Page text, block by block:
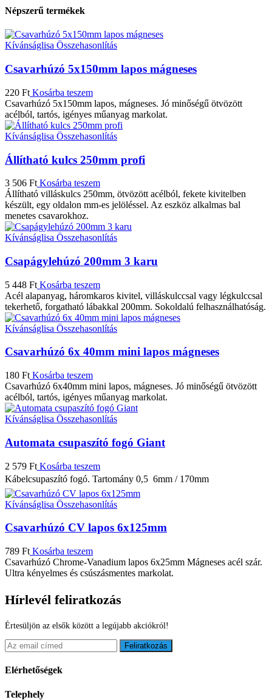
Népszerű termékek
Kívánságlisa Összehasonlítás
Csavarhúzó 5x150mm lapos mágneses
220 Ft Kosárba teszem
Csavarhúzó 5x150mm lapos, mágneses. Jó minőségű ötvözött
acélból, tartós, igényes műanyag markolat.
Kívánságlisa Összehasonlítás
Állítható kulcs 250mm profi
3 506 Ft Kosárba teszem
Állítható villáskulcs 250mm, ötvözött acélból, fekete kivitelben
készült, egy oldalon mm-es jelöléssel. Az eszköz alkalmas bal
menetes csavarokhoz.
Kívánságlisa Összehasonlítás
Csapágylehúzó 200mm 3 karu
5 448 Ft Kosárba teszem
Acél alapanyag, háromkaros kivitel, villáskulccsal vagy légkulccsal
tekerhető, forgatható lábakkal 200mm. Sokoldalú felhasználhatóság.
Kívánságlisa Összehasonlítás
Csavarhúzó 6x 40mm mini lapos mágneses
180 Ft Kosárba teszem
Csavarhúzó 6x40mm mini lapos, mágneses. Jó minőségű ötvözött
acélból, tartós, igényes műanyag markolat.
Kívánságlisa Összehasonlítás
Automata csupaszító fogó Giant
2 579 Ft Kosárba teszem
Kábelcsupaszító fogó. Tartomány 0,5  6mm / 170mm
Kívánságlisa Összehasonlítás
Csavarhúzó CV lapos 6x125mm
789 Ft Kosárba teszem
Csavarhúzó Chrome-Vanadium lapos 6x25mm Mágneses acél szár.
Ultra kényelmes és csúszásmentes markolat.
Hírlevél feliratkozás
Értesüljön az elsők között a legújabb akciókról!
Feliratkozás
Elérhetőségek
Telephely